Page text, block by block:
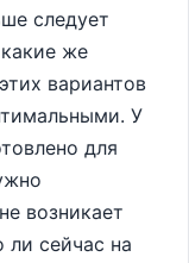
следует
же
вариантов
У
для
возникает
сейчас на